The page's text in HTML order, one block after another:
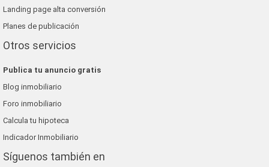
Landing page alta conversión
Planes de publicación
Otros servicios
Publica tu anuncio gratis
Blog inmobiliario
Foro inmobiliario
Calcula tu hipoteca
Indicador Inmobiliario
Síguenos también en